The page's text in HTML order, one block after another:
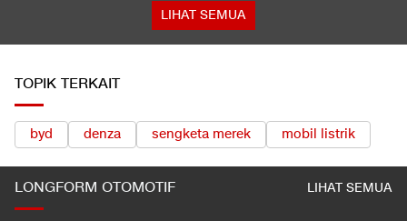
LIHAT SEMUA
TOPIK TERKAIT
byd denza sengketa merek mobil listrik
LONGFORM OTOMOTIF LIHAT SEMUA